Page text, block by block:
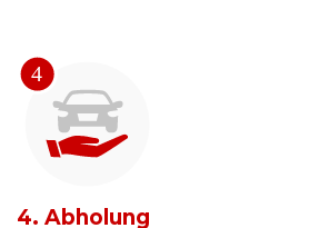
4. Abholung